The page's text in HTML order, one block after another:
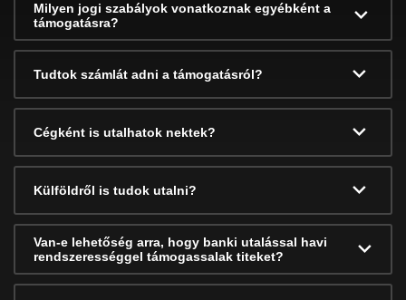
Milyen jogi szabályok vonatkoznak egyébként a
támogatásra?
Tudtok számlát adni a támogatásról?
Cégként is utalhatok nektek?
Külföldről is tudok utalni?
Van-e lehetőség arra, hogy banki utalással havi
rendszerességgel támogassalak titeket?